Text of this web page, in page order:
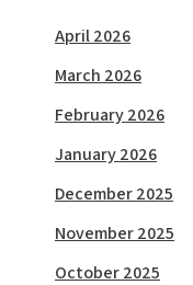
April 2026
March 2026
February 2026
January 2026
December 2025
November 2025
October 2025